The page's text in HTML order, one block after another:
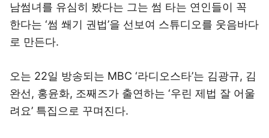
남썸녀를 유심히 봤다는 그는 썸 타는 연인들이 꼭
한다는 ‘썸 쐐기 권법’을 선보여 스튜디오를 웃음바다
로 만든다.
오는 22일 방송되는 MBC ‘라디오스타’는 김광규, 김
완선, 홍윤화, 조째즈가 출연하는 ‘우린 제법 잘 어울
려요’ 특집으로 꾸며진다.